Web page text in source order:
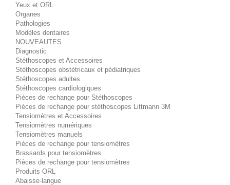
Yeux et ORL
Organes
Pathologies
Modèles dentaires
NOUVEAUTES
Diagnostic
Stéthoscopes et Accessoires
Stéthoscopes obstétricaux et pédiatriques
Stéthoscopes adultes
Stéthoscopes cardiologiques
Pièces de rechange pour Stéthoscopes
Pièces de rechange pour stéthoscopes Littmann 3M
Tensiomètres et Accessoires
Tensiomètres numériques
Tensiomètres manuels
Pièces de rechange pour tensiomètres
Brassards pour tensiomètres
Pièces de rechange pour tensiomètres
Produits ORL
Abaisse-langue